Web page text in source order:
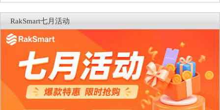
RakSmart七月活动